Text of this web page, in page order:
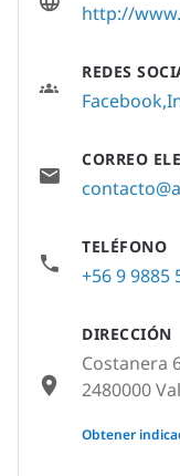
http://
REDES
Facebook
CORREO
TELÉFONO
+56 9 9885
DIRECCIÓN
Costanera
2480000
None
Obtener